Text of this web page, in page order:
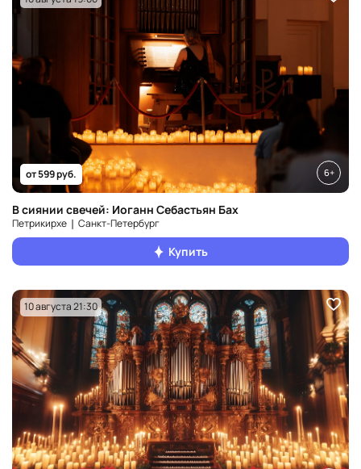
от 599 руб. 6+
В сиянии свечей: Иоганн Себастьян Бах
Петрикирхе ❘ Санкт‑Петербург
Купить
10 августа 21:30